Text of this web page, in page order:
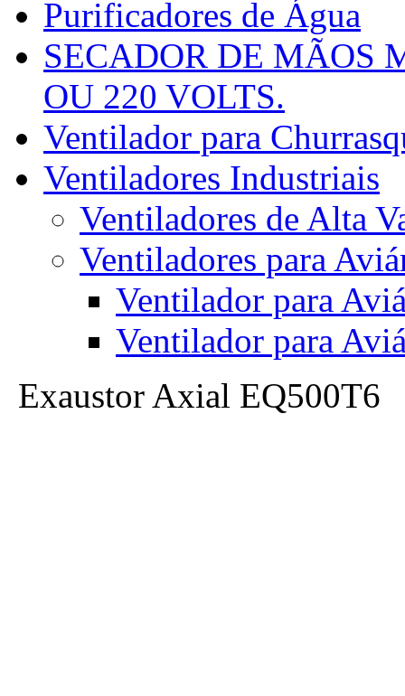
Purificadores de Água
SECADOR DE MÃOS
OU 220 VOLTS.
Ventilador para
Ventiladores Industriais
Ventiladores de Alta
Ventiladores para
Ventilador para
Ventilador para
Exaustor Axial EQ500T6